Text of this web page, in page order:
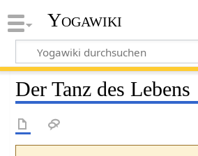
Yogawiki
Der Tanz des Lebens